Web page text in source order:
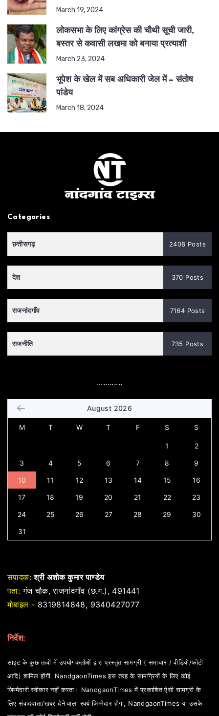
March 19, 2024
लोकसभा के लिए कांग्रेस की चौथी सूची जारी,
बस्तर से कवासी लखमा को बनाया प्रत्याशी
March 23, 2024
भूपेश के खेल में सब अधिकारी जेल में – संतोष
पांडेय
March 18, 2024
Categories
छत्तीसगढ़ 2408 Posts
देश 370 Posts
राजनांदगाँव 7164 Posts
राजनीति 735 Posts
............
August 2026
M T W T F S S
1 2
3 4 5 6 7 8 9
10 11 12 13 14 15 16
17 18 19 20 21 22 23
24 25 26 27 28 29 30
31
संपादक: श्री अशोक कुमार पाण्डेय
पता: गंज चौक, राजनांदगाँव (छ.ग.), 491441
मोबाइल - 8319814848, 9340427077
निर्देश:
साइट के कुछ तत्वों में उपयोगकर्ताओं द्वारा प्रस्तुत सामग्री ( समाचार / वीडियो/फोटो
आदि) शामिल होंगी. NandgaonTimes इस तरह के सामग्रियों के लिए कोई
जिम्मेदारी स्वीकार नहीं करता। NandgaonTimes में प्रकाशित ऐसी सामग्री के
लिए संवाददाता/खबर देने वाला स्वयं जिम्मेदार होगा, NandgaonTimes या उसके